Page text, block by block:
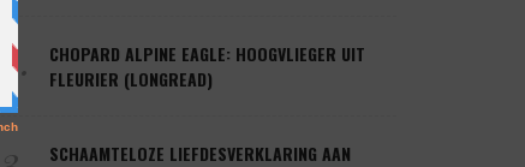
2.
CHOPARD ALPINE EAGLE: HOOGVLIEGER UIT
FLEURIER (LONGREAD)
SCHAAMTELOZE LIEFDESVERKLARING AAN